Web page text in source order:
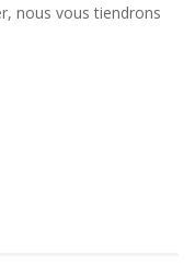
nous vous tiendrons